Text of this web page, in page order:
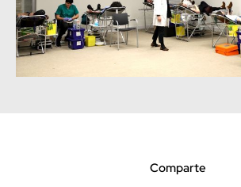
Comparte